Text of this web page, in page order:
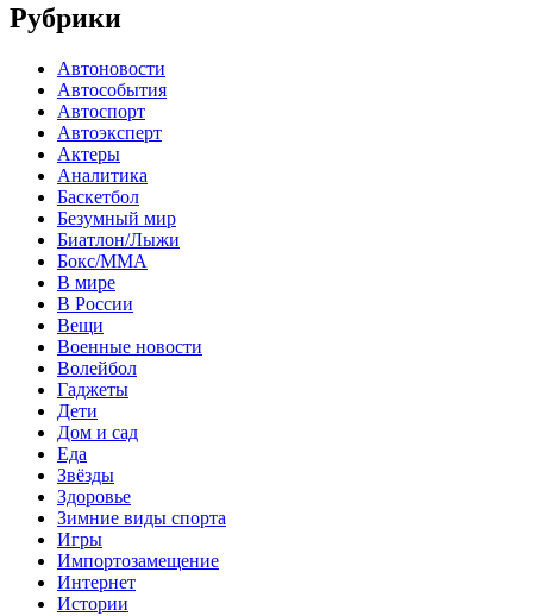
Рубрики
Автоновости
Автособытия
Автоспорт
Автоэксперт
Актеры
Аналитика
Баскетбол
Безумный мир
Биатлон/Лыжи
Бокс/MMA
В мире
В России
Вещи
Военные новости
Волейбол
Гаджеты
Дети
Дом и сад
Еда
Звёзды
Здоровье
Зимние виды спорта
Игры
Импортозамещение
Интернет
Истории